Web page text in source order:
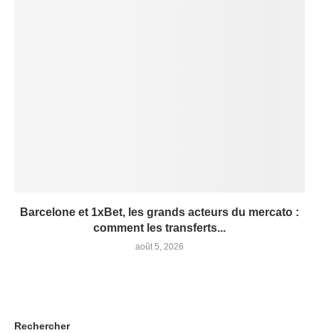
Barcelone et 1xBet, les grands acteurs du mercato :
comment les transferts...
août 5, 2026
Rechercher